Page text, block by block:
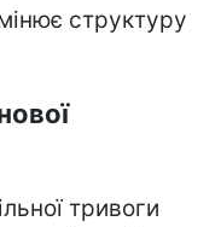
структуру
тривоги